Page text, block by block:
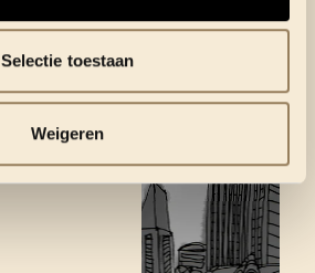
Selectie toestaan
Weigeren